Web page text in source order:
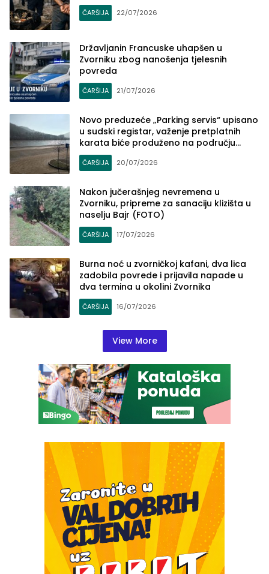
ČARŠIJA 22/07/2026
Državljanin Francuske uhapšen u
Zvorniku zbog nanošenja tjelesnih
povreda
ČARŠIJA 21/07/2026
Novo preduzeće „Parking servis“ upisano
u sudski registar, važenje pretplatnih
karata biće produženo na području
Zvornika
ČARŠIJA 20/07/2026
Nakon jučerašnjeg nevremena u
Zvorniku, pripreme za sanaciju klizišta u
naselju Bajr (FOTO)
ČARŠIJA 17/07/2026
Burna noć u zvorničkoj kafani, dva lica
zadobila povrede i prijavila napade u
dva termina u okolini Zvornika
ČARŠIJA 16/07/2026
View More